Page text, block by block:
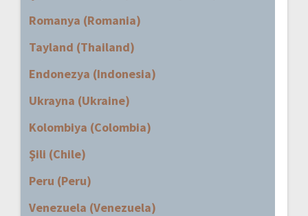
Romanya (Romania)
Tayland (Thailand)
Endonezya (Indonesia)
Ukrayna (Ukraine)
Kolombiya (Colombia)
Şili (Chile)
Peru (Peru)
Venezuela (Venezuela)